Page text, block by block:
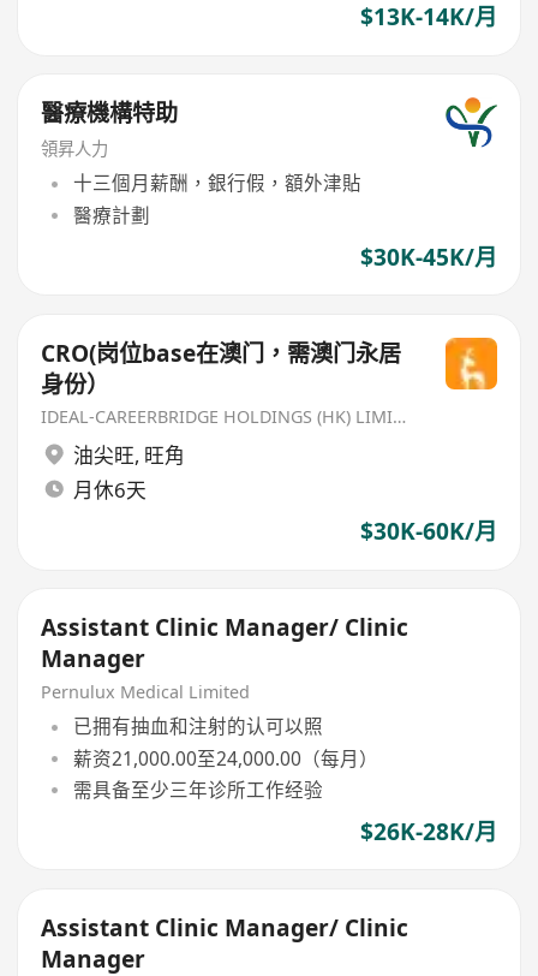
$13K-14K/月
醫療機構特助
領昇人力
十三個月薪酬，銀行假，額外津貼
醫療計劃
$30K-45K/月
CRO(岗位base在澳门，需澳门永居
身份）
IDEAL-CAREERBRIDGE HOLDINGS (HK) LIMITED
油尖旺, 旺角
月休6天
$30K-60K/月
Assistant Clinic Manager/ Clinic
Manager
Pernulux Medical Limited
已拥有抽血和注射的认可以照
薪资21,000.00至24,000.00（每月）
需具备至少三年诊所工作经验
$26K-28K/月
Assistant Clinic Manager/ Clinic
Manager